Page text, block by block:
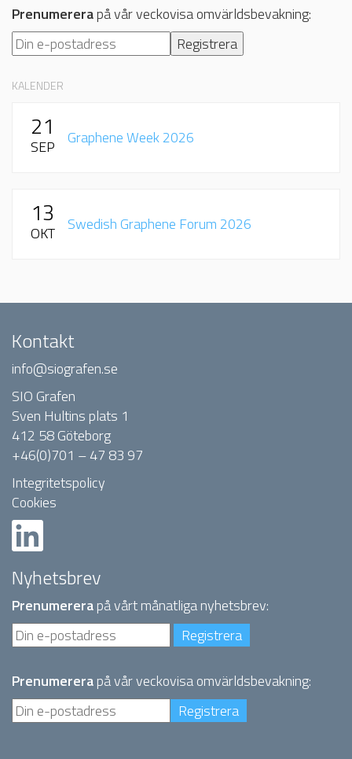
Prenumererapå vår veckovisa omvärldsbevakning:
KALENDER
21
SEP Graphene Week 2026
13
OKT Swedish Graphene Forum 2026
Kontakt
info@siografen.se
SIO Grafen
Sven Hultins plats 1
412 58 Göteborg
+46(0)701 – 47 83 97
Integritetspolicy
Cookies
Nyhetsbrev
Prenumererapå vårt månatliga nyhetsbrev:
Prenumererapå vår veckovisa omvärldsbevakning: